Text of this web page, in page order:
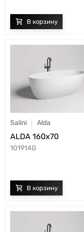
Salini Alda
ALDA 160x70
101914G